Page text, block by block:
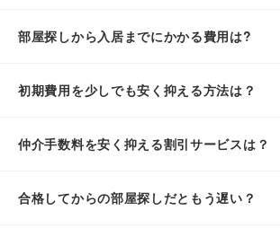
部屋探しから入居までにかかる費用は?
初期費用を少しでも安く抑える方法は？
仲介手数料を安く抑える割引サービスは？
合格してからの部屋探しだともう遅い？